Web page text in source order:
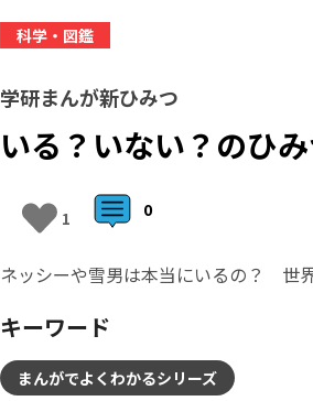
科学・図鑑
学研まんが新ひみつ
いる？いない？のひ
1 0
ネッシーや雪男は本当にいるの？ 世
キーワード
まんがでよくわかるシリーズ